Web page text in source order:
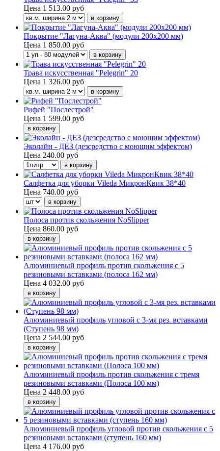
Цена 1 513.00 руб
Покрытие "Лагуна-Аква" (модули 200х200 мм)
Цена 1 850.00 руб
Трава искусственная "Pelegrin" 20
Цена 1 326.00 руб
Рифей "Послестрой"
Цена 1 599.00 руб
Эколайн - ДЕЗ (дезсредство с моющим эффектом)
Цена 240.00 руб
Салфетка для уборки Vileda МикронКвик 38*40
Цена 740.00 руб
Полоса против скольжения NoSlipper
Цена 860.00 руб
Алюминиевый профиль против скольжения с 5
резиновыми вставками (полоса 162 мм)
Цена 4 032.00 руб
Алюминиевый профиль угловой с 3-мя рез. вставками
(Ступень 98 мм)
Цена 2 544.00 руб
Алюминиевый профиль против скольжения с тремя
резиновыми вставками (Полоса 100 мм)
Цена 2 448.00 руб
Алюминиевый профиль угловой против скольжения с 5
резиновыми вставками (ступень 160 мм)
Цена 4 176.00 руб